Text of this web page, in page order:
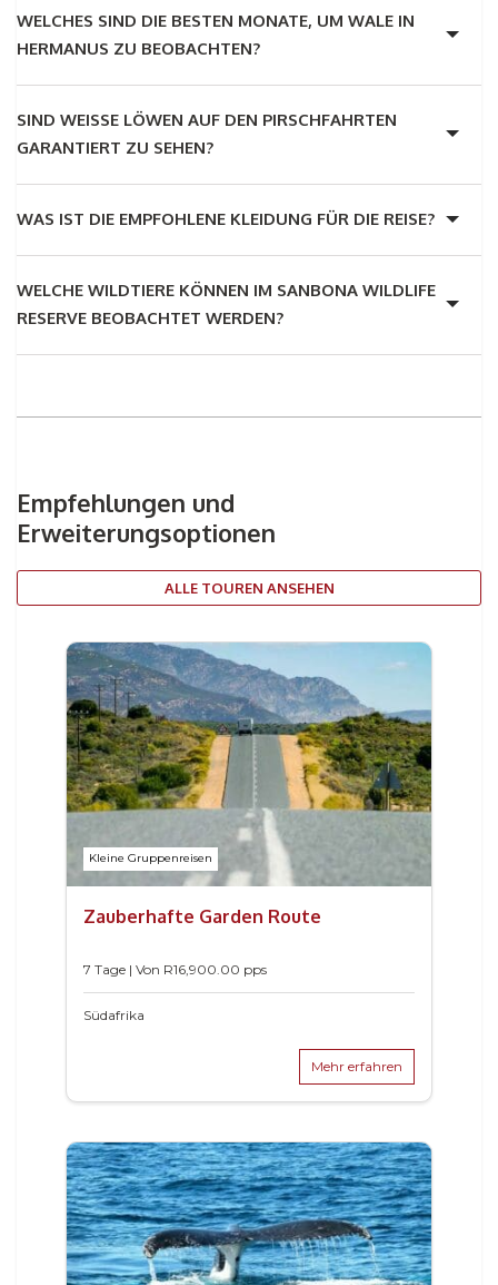
WELCHES SIND DIE BESTEN MONATE, UM WALE IN
HERMANUS ZU BEOBACHTEN?
SIND WEISSE LÖWEN AUF DEN PIRSCHFAHRTEN G
ARANTIERT ZU SEHEN?
WAS IST DIE EMPFOHLENE KLEIDUNG FÜR DIE REISE?
WELCHE WILDTIERE KÖNNEN IM SANBONA WILDLIFE
RESERVE BEOBACHTET WERDEN?
Empfehlungen und
Erweiterungsoptionen
ALLE TOUREN ANSEHEN
Kleine Gruppenreisen
Zauberhafte Garden Route
7 Tage | Von R16,900.00 pps
Südafrika
Mehr erfahren